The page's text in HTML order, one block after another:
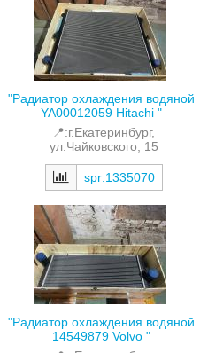
"Радиатор охлаждения водяной
YA00012059 Hitachi "
📍:г.Екатеринбург,
ул.Чайковского, 15
spr:1335070
"Радиатор охлаждения водяной
14549879 Volvo "